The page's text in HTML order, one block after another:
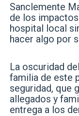
Sanclemente
de los
hospital local
hacer algo por
La oscuridad
familia de este
seguridad, que
allegados y
entrega a los